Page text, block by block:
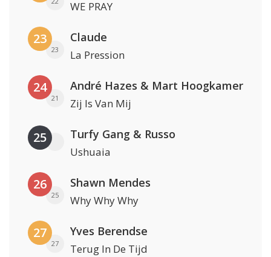
WE PRAY
23
23
Claude
La Pression
24
21
André Hazes & Mart Hoogkamer
Zij Is Van Mij
25 Turfy Gang & Russo
Ushuaia
26
25
Shawn Mendes
Why Why Why
27
27
Yves Berendse
Terug In De Tijd